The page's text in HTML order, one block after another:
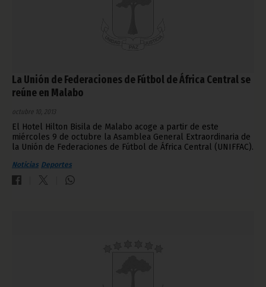
La Unión de Federaciones de Fútbol de África Central se
reúne en Malabo
octubre 10, 2013
El Hotel Hilton Bisila de Malabo acoge a partir de este
miércoles 9 de octubre la Asamblea General Extraordinaria de
la Unión de Federaciones de Fútbol de África Central (UNIFFAC).
Noticias Deportes